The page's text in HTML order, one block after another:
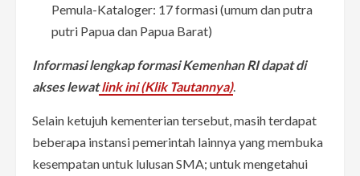
Pemula-Kataloger: 17 formasi (umum dan putra
putri Papua dan Papua Barat)
Informasi lengkap formasi Kemenhan RI dapat di
akses lewatlink ini (Klik Tautannya).
Selain ketujuh kementerian tersebut, masih terdapat
beberapa instansi pemerintah lainnya yang membuka
kesempatan untuk lulusan SMA; untuk mengetahui